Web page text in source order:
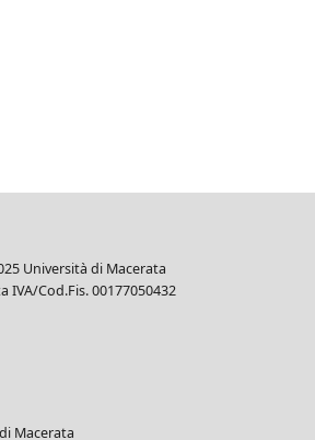
Università di Macerata
IVA/Cod.Fis. 00177050432
Macerata